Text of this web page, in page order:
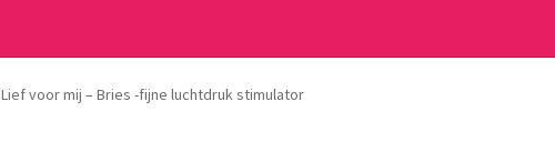
Lief voor mij – Bries -fijne luchtdruk stimulator